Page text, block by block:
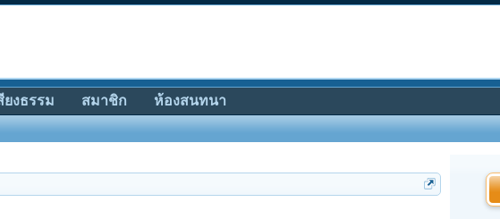
ยงธรรม สมาชิก ห้องสนทนา